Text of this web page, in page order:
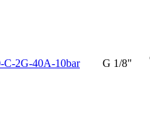
C-2G-40A-10bar G 1/8"